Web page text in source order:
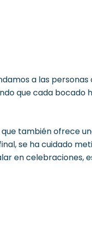
a las
que cada bocado
también ofrece
se ha cuidado
en celebraciones,